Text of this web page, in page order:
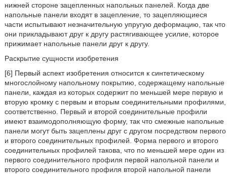
нижней стороне зацепленных напольных панелей. Когда две
напольные панели входят в зацепление, то зацепляющиеся
части испытывают незначительную упругую деформацию, так что
они прикладывают друг к другу растягивающее усилие, которое
прижимает напольные панели друг к другу.
Раскрытие сущности изобретения
[6] Первый аспект изобретения относится к синтетическому
многослойному напольному покрытию, содержащему напольные
панели, каждая из которых содержит по меньшей мере первую и
вторую кромку с первым и вторым соединительными профилями,
соответственно. Первый и второй соединительные профили
имеют взаимодополняющую форму, так что смежные напольные
панели могут быть зацеплены друг с другом посредством первого
и второго соединительных профилей. Форма первого и второго
соединительных профилей такова, что по меньшей мере один из
первого соединительного профиля первой напольной панели и
второго соединительного профиля второй напольной панели